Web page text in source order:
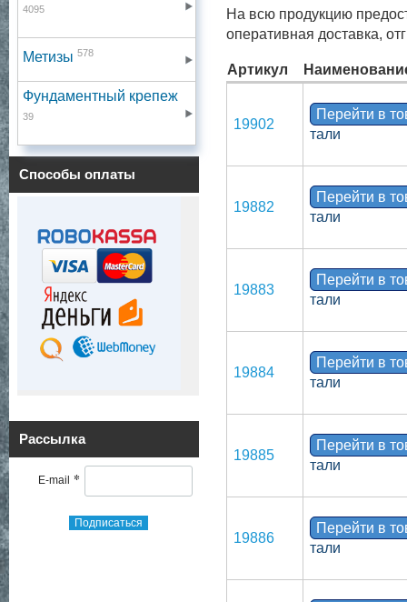
4095
Метизы 578
Фундаментный крепеж
39
Способы оплаты
Рассылка
E-mail *
Подписаться
На всю продукцию
оперативная доставка,
Артикул
19902
Перейти в
тали
19882
Перейти в
тали
19883
Перейти в
тали
19884
Перейти в
тали
19885
Перейти в
тали
19886
Перейти в
тали